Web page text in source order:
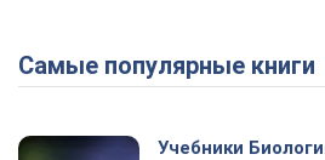
Самые популярные книги
Учебники